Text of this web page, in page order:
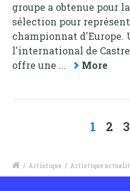
groupe a obtenue pour
sélection pour
championnat d'Europe.
l'international de
offre une ...
More
1 2 3
/ Artistique / Artistique